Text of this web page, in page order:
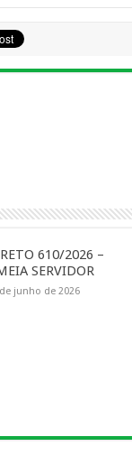
610/2026 –
SERVIDOR
junho de 2026